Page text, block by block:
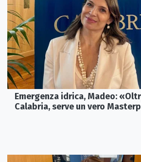
Emergenza idrica, Madeo:
Calabria, serve un vero